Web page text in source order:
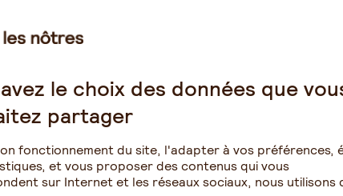
d’un médicament, mais d’une technique.
d’Alzheimer,
soins inclue les rééducations délivrées par les
orthophoniste, psychomotricien…) pour
en charge moins classiques qui apaisent le
art-thérapie, pouponthérapie etc.). C’est le
ou l’autre en fonction de ses besoins.
proche ne doit pas vous conduire à changer toutes
pour se sentir bien et préserver ses capacités. En
pour garantir sa sécurité et faciliter son
le choix des données que
partager
fonctionnement du site, l'adapter à vos préférences,
et vous proposer des contenus qui vous
sur Internet et les réseaux sociaux, nous utilisons